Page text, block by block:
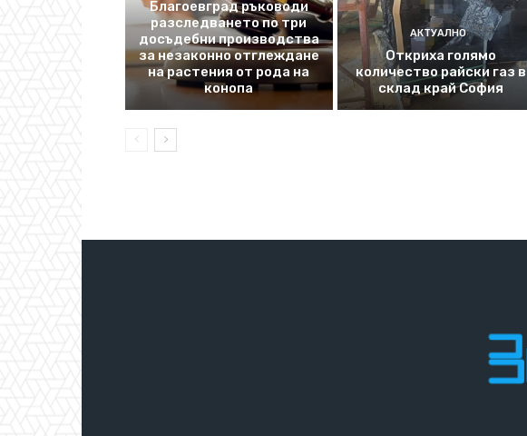
Благоевград ръководи
разследването по три
досъдебни производства
за незаконно отглеждане
на растения от рода на
конопа
АКТУАЛНО
Откриха голямо
количество райски газ в
склад край София